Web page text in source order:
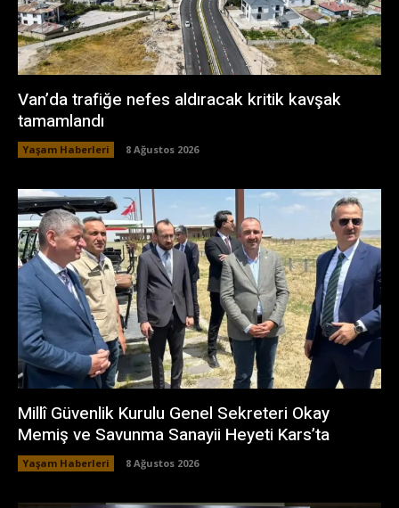
Van’da trafiğe nefes aldıracak kritik kavşak
tamamlandı
Yaşam Haberleri 8 Ağustos 2026
Millî Güvenlik Kurulu Genel Sekreteri Okay
Memiş ve Savunma Sanayii Heyeti Kars’ta
Yaşam Haberleri 8 Ağustos 2026